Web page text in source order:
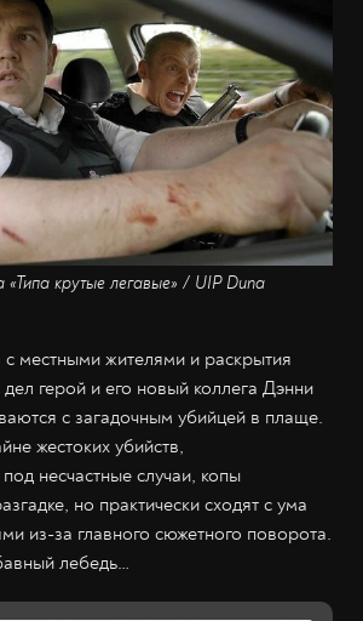
«Типа крутые легавые» / UIP Duna
с местными жителями и раскрытия
герой и его новый коллега Дэнни
с загадочным убийцей в плаще.
жестоких убийств,
несчастные случаи, копы
но практически сходят с ума
из-за главного сюжетного поворота.
лебедь…